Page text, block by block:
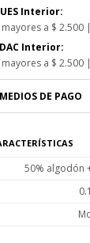
UES Interior:
a $ 2.500
DAC Interior:
a $ 2.500
MEDIOS DE PAGO
50% algodón